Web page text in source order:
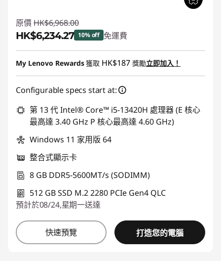
原價 HK$6,968.00
HK$6,234.27 10% off 免運費
即省 :-HK$733.73
My Lenovo Rewards獲取 HK$187 獎勵立即加入！
Configurable specs start at:
第 13 代 Intel® Core™ i5-13420H 處理器 (E 核心
最高達 3.40 GHz P 核心最高達 4.60 GHz)
Windows 11 家用版 64
整合式顯示卡
8 GB DDR5-5600MT/s (SODIMM)
512 GB SSD M.2 2280 PCIe Gen4 QLC
預計於08/24,星期一送達
快速預覽 打造您的電腦